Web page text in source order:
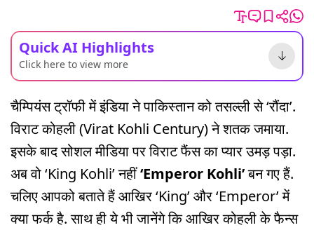
Quick AI Highlights
Click here to view more
चैम्पियंस ट्रॉफी में इंडिया ने पाकिस्तान को तसल्ली से ‘रौंदा’.
विराट कोहली (Virat Kohli Century) ने शतक जमाया.
इसके बाद सोशल मीडिया पर विराट फैंस का प्यार उमड़ पड़ा.
अब वो ‘King Kohli’ नहीं‘Emperor Kohli’बन गए हैं.
चलिए आपको बताते हैं आखिर ‘King’ और ‘Emperor’ में
क्या फर्क है. साथ ही ये भी जानेंगे कि आखिर कोहली के फैन्स